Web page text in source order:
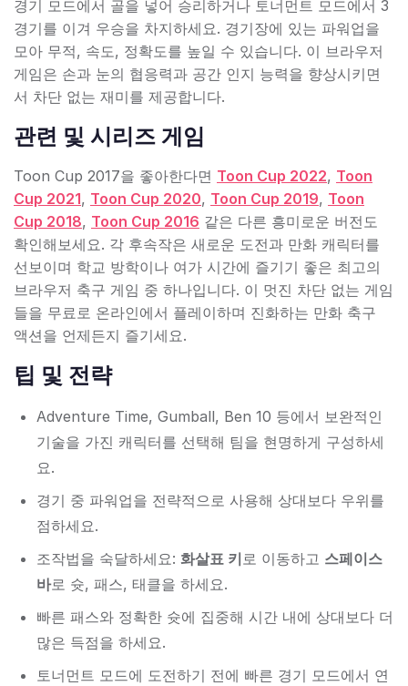
경기 모드에서 골을 넣어 승리하거나 토너먼트 모드에서 3
경기를 이겨 우승을 차지하세요. 경기장에 있는 파워업을
모아 무적, 속도, 정확도를 높일 수 있습니다. 이 브라우저
게임은 손과 눈의 협응력과 공간 인지 능력을 향상시키면
서 차단 없는 재미를 제공합니다.
관련 및 시리즈 게임
Toon Cup 2017을 좋아한다면 Toon Cup 2022, Toon
Cup 2021, Toon Cup 2020, Toon Cup 2019, Toon
Cup 2018, Toon Cup 2016 같은 다른 흥미로운 버전도
확인해보세요. 각 후속작은 새로운 도전과 만화 캐릭터를
선보이며 학교 방학이나 여가 시간에 즐기기 좋은 최고의
브라우저 축구 게임 중 하나입니다. 이 멋진 차단 없는 게임
들을 무료로 온라인에서 플레이하며 진화하는 만화 축구
액션을 언제든지 즐기세요.
팁 및 전략
Adventure Time, Gumball, Ben 10 등에서 보완적인
기술을 가진 캐릭터를 선택해 팀을 현명하게 구성하세
요.
경기 중 파워업을 전략적으로 사용해 상대보다 우위를
점하세요.
조작법을 숙달하세요: 화살표 키로 이동하고 스페이스
바로 슛, 패스, 태클을 하세요.
빠른 패스와 정확한 슛에 집중해 시간 내에 상대보다 더
많은 득점을 하세요.
토너먼트 모드에 도전하기 전에 빠른 경기 모드에서 연